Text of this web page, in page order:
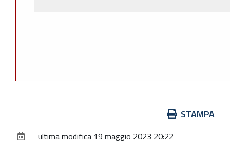
documento
STAMPA
ultima modifica 19 maggio 2023 20:22